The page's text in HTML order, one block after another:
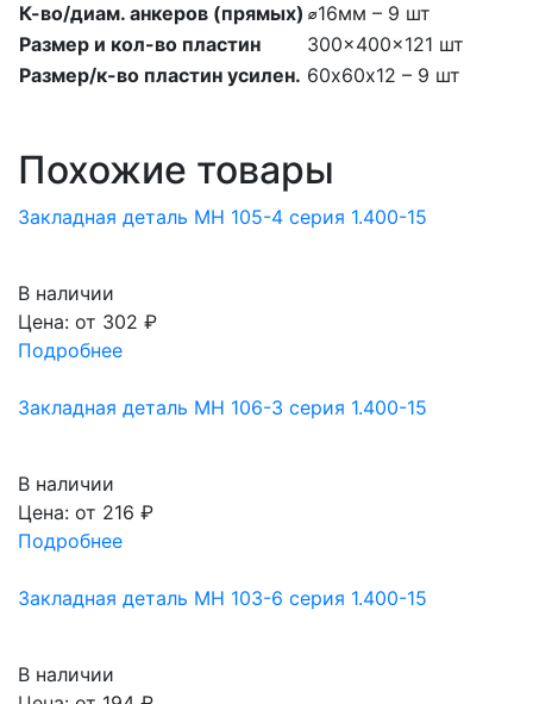
К-во/диам. анкеров (прямых) ⌀16мм – 9 шт
Размер и кол-во пластин
300x400x121 шт
Размер/к-во пластин усилен. 60х60х12 – 9 шт
Похожие товары
Закладная деталь МН 105-4 серия 1.400-15
В наличии
Цена: от 302 ₽
Подробнее
Закладная деталь МН 106-3 серия 1.400-15
В наличии
Цена: от 216 ₽
Подробнее
Закладная деталь МН 103-6 серия 1.400-15
В наличии